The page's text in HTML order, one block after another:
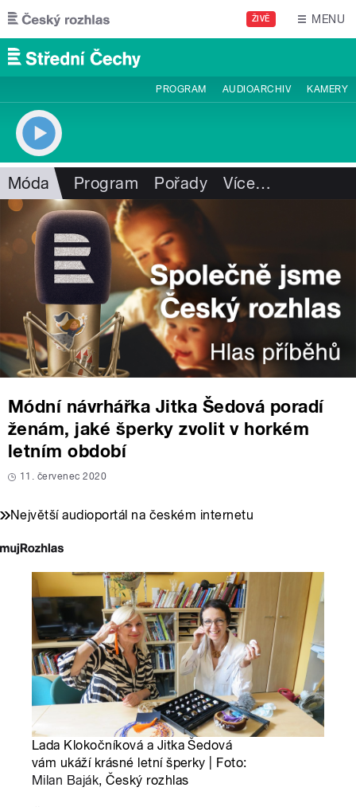
Přejít k hlavnímu obsahu
ŽIVĚ MENU
PROGRAM AUDIOARCHIV KAMERY
Móda Program Pořady Více…
Módní návrhářka Jitka Šedová poradí
ženám, jaké šperky zvolit v horkém
letním období
11. červenec 2020
Největší audioportál na českém internetu
Lada Klokočníková a Jitka Šedová
vám ukáží krásné letní šperky | Foto:
Milan Baják, Český rozhlas